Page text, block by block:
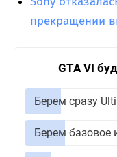
прекращении
GTA VI
Берем сразу
Берем базовое